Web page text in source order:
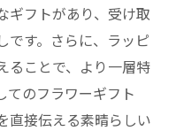
ギフトがあり、受け取
です。さらに、ラッピ
ることで、より一層特
てのフラワーギフト
直接伝える素晴らしい